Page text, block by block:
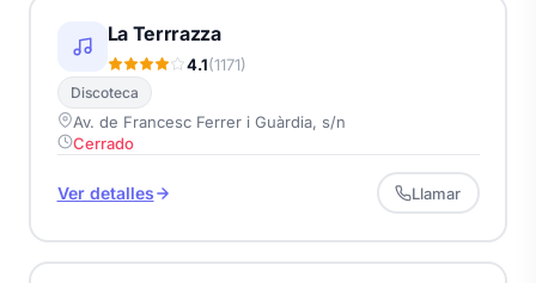
La Terrrazza
4.1(1171)
Discoteca
Av. de Francesc Ferrer i Guàrdia, s/n
Cerrado
Ver detalles Llamar